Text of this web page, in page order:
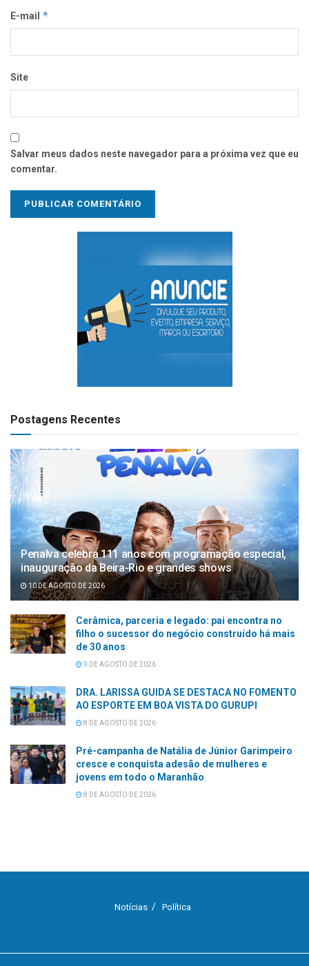
E-mail *
Site
Salvar meus dados neste navegador para a próxima vez que eu
comentar.
Postagens Recentes
Penalva celebra 111 anos com programação especial,
inauguração da Beira-Rio e grandes shows
10 DE AGOSTO DE 2026
Cerâmica, parceria e legado: pai encontra no
filho o sucessor do negócio construído há mais
de 30 anos
9 DE AGOSTO DE 2026
DRA. LARISSA GUIDA SE DESTACA NO FOMENTO
AO ESPORTE EM BOA VISTA DO GURUPI
8 DE AGOSTO DE 2026
Pré-campanha de Natália de Júnior Garimpeiro
cresce e conquista adesão de mulheres e
jovens em todo o Maranhão
8 DE AGOSTO DE 2026
Notícias Política